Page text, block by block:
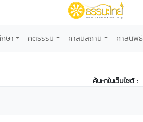
ษา คติธรรม ศาสนสถาน ศาสนพิธี
ค้นหาในเว็บไซต์ :